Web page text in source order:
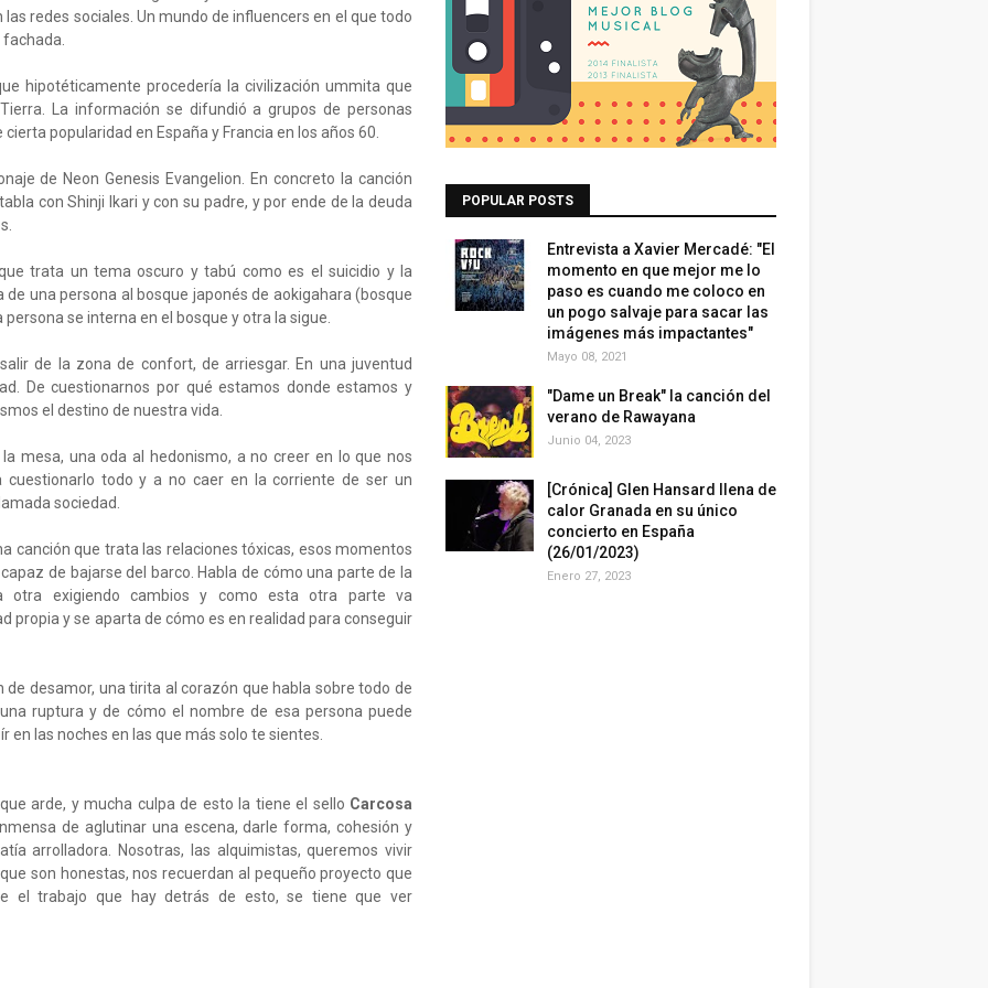
redes sociales. Un mundo de influencers en el que todo
hipotéticamente procedería la civilización ummita que
La información se difundió a grupos de personas
popularidad en España y Francia en los años 60.
de Neon Genesis Evangelion. En concreto la canción
con Shinji Ikari y con su padre, y por ende de la deuda
trata un tema oscuro y tabú como es el suicidio y la
una persona al bosque japonés de aokigahara (bosque
se interna en el bosque y otra la sigue.
de la zona de confort, de arriesgar. En una juventud
De cuestionarnos por qué estamos donde estamos y
el destino de nuestra vida.
mesa, una oda al hedonismo, a no creer en lo que nos
todo y a no caer en la corriente de ser un
sociedad.
canción que trata las relaciones tóxicas, esos momentos
de bajarse del barco. Habla de cómo una parte de la
exigiendo cambios y como esta otra parte va
propia y se aparta de cómo es en realidad para conseguir
de desamor, una tirita al corazón que habla sobre todo de
ruptura y de cómo el nombre de esa persona puede
en las noches en las que más solo te sientes.
arde, y mucha culpa de esto la tiene el sello Carcosa
de aglutinar una escena, darle forma, cohesión y
arrolladora. Nosotras, las alquimistas, queremos vivir
son honestas, nos recuerdan al pequeño proyecto que
el trabajo que hay detrás de esto, se tiene que ver
POPULAR POSTS
Entrevista a Xavier Mercadé: "El
momento en que mejor me lo
paso es cuando me coloco en
un pogo salvaje para sacar las
imágenes más impactantes"
Mayo 08, 2021
"Dame un Break" la canción del
verano de Rawayana
Junio 04, 2023
[Crónica] Glen Hansard llena de
calor Granada en su único
concierto en España
(26/01/2023)
Enero 27, 2023